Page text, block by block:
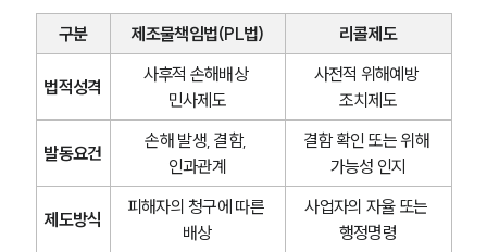
구분 제조물책임법(PL법) 리콜제도
법적성격
사후적 손해배상
민사제도
사전적 위해예방
조치제도
발동요건
손해 발생, 결함,
인과관계
결함 확인 또는 위해
가능성 인지
제도방식
피해자의 청구에 따른
배상
사업자의 자율 또는
행정명령